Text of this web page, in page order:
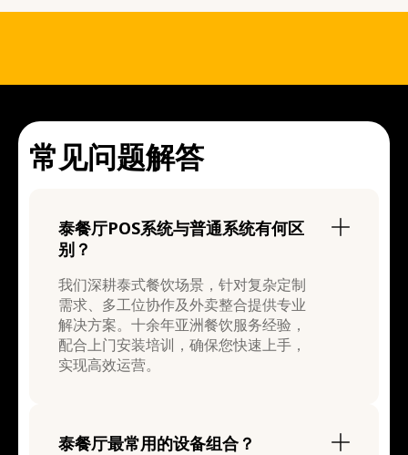
常见问题解答
泰餐厅POS系统与普通系统有何区
别？
我们深耕泰式餐饮场景，针对复杂定制
需求、多工位协作及外卖整合提供专业
解决方案。十余年亚洲餐饮服务经验，
配合上门安装培训，确保您快速上手，
实现高效运营。
泰餐厅最常用的设备组合？